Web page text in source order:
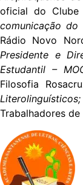
oficial do Clube
comunicação do
Rádio Novo
Presidente e
Estudantil –
Filosofia
Trabalhadores